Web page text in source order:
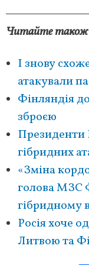
Читайте також
І знову
атакували
Фінляндія
зброєю
Президенти
гібридних
«Зміна
голова МЗС
гібридному
Росія хоче
Литвою та